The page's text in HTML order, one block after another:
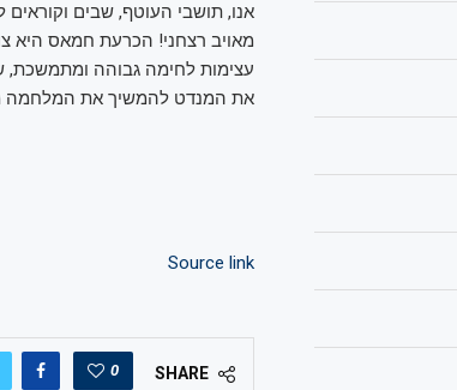
אנו, תושבי העוטף, שבים
מאויב רצחני! הכרעת חמאס היא
עצימות לחימה גבוהה ומתמשכת,
את המנדט להמשיך את המלחמה
Source link
SHARE
0